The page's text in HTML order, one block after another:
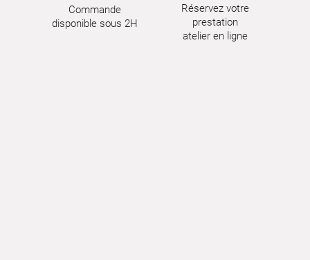
Commande
disponible sous 2H
Réservez votre
prestation
atelier en ligne